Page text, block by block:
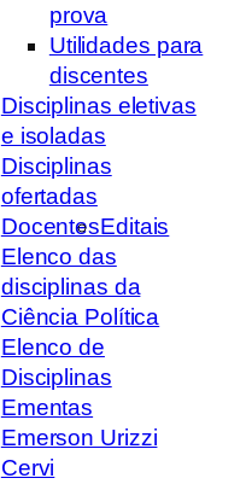
prova
Utilidades para
discentes
Disciplinas eletivas
e isoladas
Disciplinas
ofertadas
DocentesEditais
Elenco das
disciplinas da
Ciência Política
Elenco de
Disciplinas
Ementas
Emerson Urizzi
Cervi